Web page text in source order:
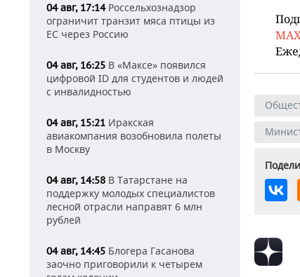
04 авг, 17:14Россельхознадзор
ограничит транзит мяса птицы из
ЕС через Россию
04 авг, 16:25 В «Максе» появился
цифровой ID для студентов и людей
с инвалидностью
04 авг, 15:21 Иракская
авиакомпания возобновила полеты
в Москву
04 авг, 14:58 В Татарстане на
поддержку молодых специалистов
лесной отрасли направят 6 млн
рублей
04 авг, 14:45 Блогера Гасанова
заочно приговорили к четырем